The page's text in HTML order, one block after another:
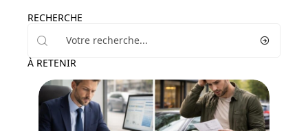
RECHERCHE
À RETENIR